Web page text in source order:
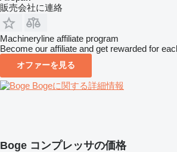
販売会社に連絡
Machineryline affiliate program
Become our affiliate and get rewarded for
オファーを見る
Bogeに関する詳細情報
Boge コンプレッサの価格